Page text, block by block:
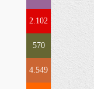
2.102
570
4.549